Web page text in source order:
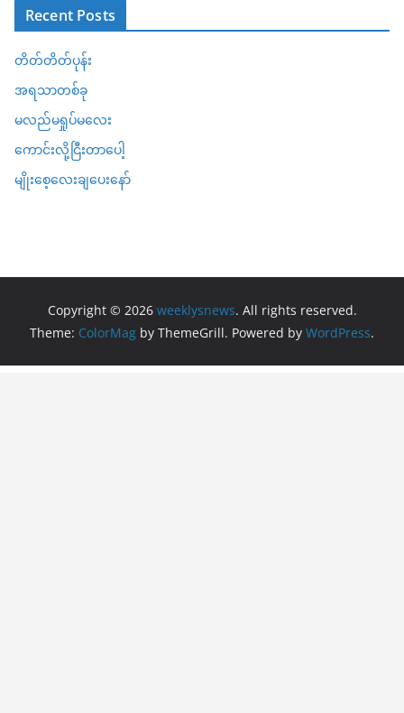
Recent Posts
တိတ်တိတ်ပုန်း
အရသာတစ်ခု
မလည်မရှုပ်မလေး
ကောင်းလို့ငြီးတာပေါ့
မျိုးစေ့လေးချပေးနော်
Copyright © 2026 weeklysnews. All rights reserved.
Theme: ColorMag by ThemeGrill. Powered by WordPress.